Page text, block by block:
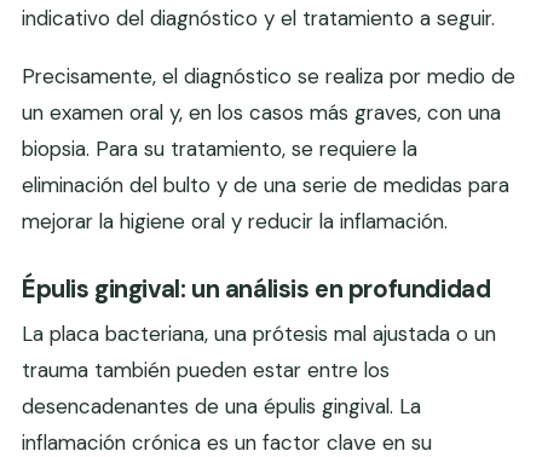
indicativo del diagnóstico y el tratamiento a seguir.
Precisamente, el diagnóstico se realiza por medio de
un examen oral y, en los casos más graves, con una
biopsia. Para su tratamiento, se requiere la
eliminación del bulto y de una serie de medidas para
mejorar la higiene oral y reducir la inflamación.
Épulis gingival: un análisis en profundidad
La placa bacteriana, una prótesis mal ajustada o un
trauma también pueden estar entre los
desencadenantes de una épulis gingival. La
inflamación crónica es un factor clave en su